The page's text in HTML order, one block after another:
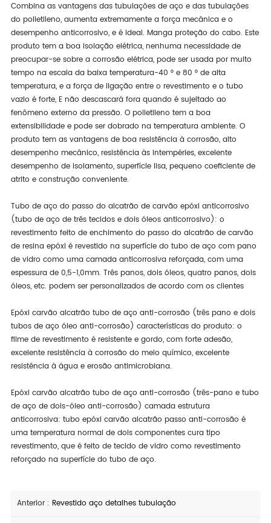
Combina as vantagens das tubulações de aço e das tubulações
do polietileno, aumenta extremamente a força mecânica e o
desempenho anticorrosivo, e é ideal. Manga proteção do cabo. Este
produto tem a boa isolação elétrica, nenhuma necessidade de
preocupar-se sobre a corrosão elétrica, pode ser usada por muito
tempo na escala da baixa temperatura-40 ° e 80 ° de alta
temperatura, e a força de ligação entre o revestimento e o tubo
vazio é forte, E não descascará fora quando é sujeitado ao
fenômeno externo da pressão. O polietileno tem a boa
extensibilidade e pode ser dobrado na temperatura ambiente. O
produto tem as vantagens de boa resistência à corrosão, alto
desempenho mecânico, resistência às intempéries, excelente
desempenho de isolamento, superfície lisa, pequeno coeficiente de
atrito e construção conveniente.
Tubo de aço do passo do alcatrão de carvão epóxi anticorrosivo
(tubo de aço de três tecidos e dois óleos anticorrosivo): o
revestimento feito de enchimento do passo do alcatrão de carvão
de resina epóxi é revestido na superfície do tubo de aço com pano
de vidro como uma camada anticorrosiva reforçada, com uma
espessura de 0,5-1,0mm. Três panos, dois óleos, quatro panos, dois
óleos, etc. podem ser personalizados de acordo com os clientes
Epóxi carvão alcatrão tubo de aço anti-corrosão (três pano e dois
tubos de aço óleo anti-corrosão) características do produto: o
filme de revestimento é resistente e gordo, com forte adesão,
excelente resistência à corrosão do meio químico, excelente
resistência à água e erosão antimicrobiana.
Epóxi carvão alcatrão tubo de aço anti-corrosão (três-pano e tubo
de aço de dois-óleo anti-corrosão) camada estrutura
anticorrosiva: tubo epóxi carvão alcatrão passo anti-corrosão é
uma temperatura normal de dois componentes cura tipo
revestimento, que é feito de tecido de vidro como revestimento
reforçado na superfície do tubo de aço.
Anterior : Revestido aço detalhes tubulação